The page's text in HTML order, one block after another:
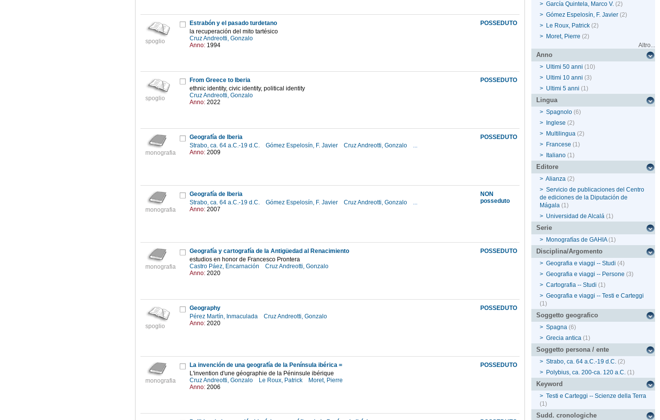
spoglio
POSSEDUTO
Estrabón y el pasado turdetano
la recuperación del mito tartésico
Cruz Andreotti, Gonzalo
Anno: 1994
spoglio
POSSEDUTO
From Greece to Iberia
ethnic identity, civic identity, political identity
Cruz Andreotti, Gonzalo
Anno: 2022
monografia
POSSEDUTO
Geografía de Iberia
Strabo, ca. 64 a.C.-19 d.C.
Gómez Espelosín, F. Javier Cruz Andreotti, Gonzalo
...
Anno: 2009
monografia
NON
posseduto
Geografía de Iberia
Strabo, ca. 64 a.C.-19 d.C.
Gómez Espelosín, F. Javier Cruz Andreotti, Gonzalo
...
Anno: 2007
monografia
POSSEDUTO
Geografía y cartografía de la Antigüedad al Renacimiento
estudios en honor de Francesco Prontera
Castro Páez, Encarnación
Cruz Andreotti, Gonzalo
Anno: 2020
spoglio
POSSEDUTO
Geography
Pérez Martín, Inmaculada
Cruz Andreotti, Gonzalo
Anno: 2020
monografia
POSSEDUTO
La invención de una geografía de la Península ibérica =
L'invention d'une géographie de la Péninsule ibérique
Cruz Andreotti, Gonzalo
Le Roux, Patrick
Moret, Pierre
Anno: 2006
> García Quintela, Marco V. (2)
> Gómez Espelosín, F. Javier (2)
> Le Roux, Patrick (2)
> Moret, Pierre (2)
Altro...
Anno
> Ultimi 50 anni (10)
> Ultimi 10 anni (3)
> Ultimi 5 anni (1)
Lingua
> Spagnolo (6)
>
Inglese (2)
> Multilingua (2)
> Francese (1)
>
Italiano (1)
Editore
> Alianza (2)
> Servicio de publicaciones del Centro
de ediciones de la Diputación de
Mágala (1)
> Universidad de Alcalá (1)
Serie
> Monografías de GAHIA (1)
Disciplina/Argomento
> Geografia e viaggi -- Studi (4)
> Geografia e viaggi -- Persone (3)
> Cartografia -- Studi (1)
> Geografia e viaggi -- Testi e Carteggi
(1)
Soggetto geografico
> Spagna (6)
> Grecia antica (1)
Soggetto persona / ente
> Strabo, ca. 64 a.C.-19 d.C. (2)
> Polybius, ca. 200-ca. 120 a.C. (1)
Keyword
> Testi e Carteggi -- Scienze della Terra
(1)
Sudd. cronologiche